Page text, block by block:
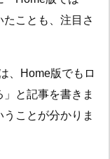
ことも、注目さ
、Home版でもロ
と記事を書きま
ことが分かりま